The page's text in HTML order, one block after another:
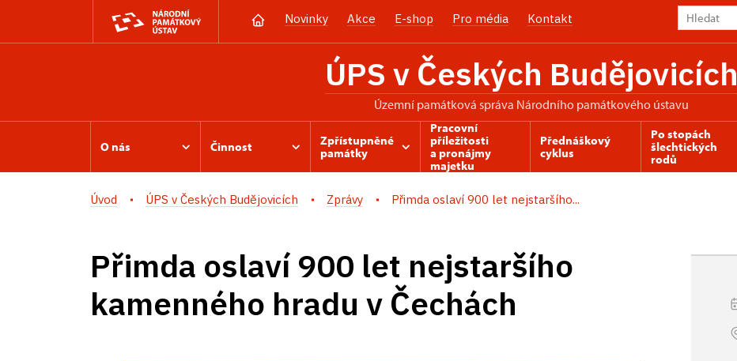
Novinky Akce E-shop Pro média Kontakt
ÚPS v Českých Budějovicích
územní památková správa Národního památkového ústavu
O nás Činnost
Zpřístupněné
památky
Pracovní
příležitosti
a pronájmy
majetku
Přednáškový
cyklus
Po stopách
šlechtických
rodů
Úvod ÚPS v Českých Budějovicích Zprávy Přimda oslaví 900 let nejstaršího...
Přimda oslaví 900 let nejstaršího
kamenného hradu v Čechách